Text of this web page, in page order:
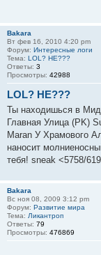
Bakara
Вт фев 16, 2010 4:20 pm
Форум: Интересные логи
Тема: LOL? HE???
Ответы: 3
Просмотры: 42988
LOL? HE???
Ты находишься в
Главная Улица (PK)
Maran У Храмового
наносит
тебя! sneak <5758/
Bakara
Вс ноя 08, 2009 3:12 pm
Форум: Развитие мира
Тема: Ликантроп
Ответы: 79
Просмотры: 476869